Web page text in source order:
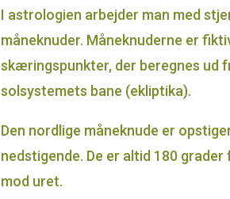
I astrologien arbejder man med
måneknuder. Måneknuderne er
skæringspunkter, der beregnes ud
solsystemets bane (ekliptika).
Den nordlige måneknude er
nedstigende. De er altid 180
mod uret.